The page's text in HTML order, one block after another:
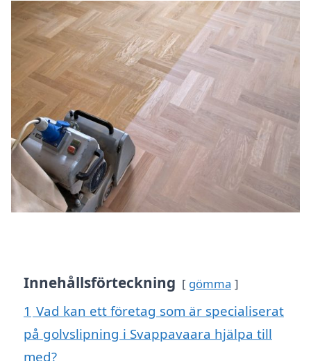
Innehållsförteckning gömma
1 Vad kan ett företag som är specialiserat
på golvslipning i Svappavaara hjälpa till
med?